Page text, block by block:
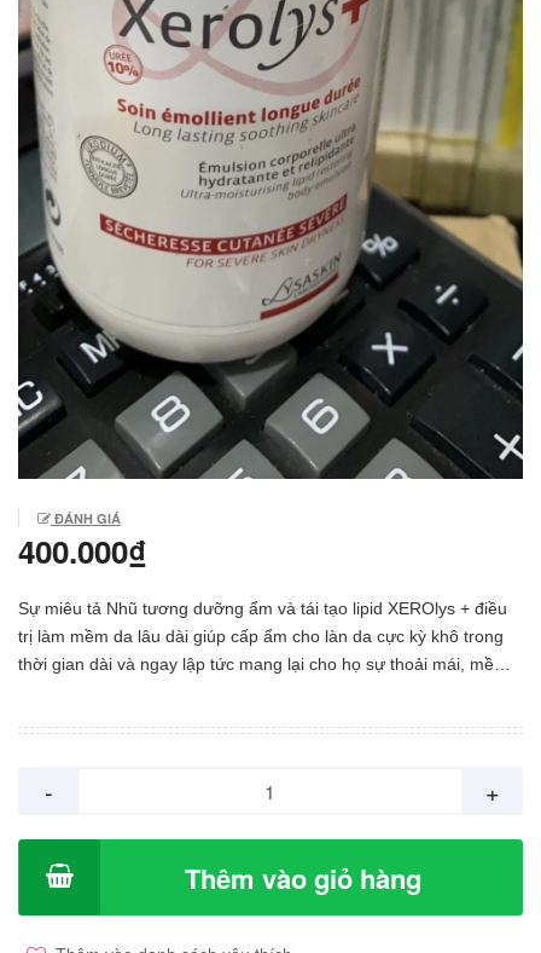
ĐÁNH GIÁ
400.000₫
Sự miêu tả Nhũ tương dưỡng ẩm và tái tạo lipid XEROlys + điều
trị làm mềm da lâu dài giúp cấp ẩm cho làn da cực kỳ khô trong
thời gian dài và ngay lập tức mang lại cho họ sự thoải mái, mềm
đặc biệt là tính bền bỉ của nó (tác dụng rất lâu dài). XEROlys +
Chloride, Glycerin, Lactic Acid, ...), - chất tái tạo lipid (Shea Butter,
Jojoba Oil, Beeswax, Apricot Kernel Oil, ...) giúp phục hồi màng
hydrolipid và chức năng hàng rào của da, - làm dịu (Allantoine,
...), - làm giàu và sửa chữa (Vegetable sterol, Squalane,
- +
Thêm vào giỏ hàng